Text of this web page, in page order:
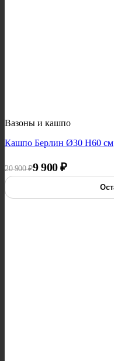
Вазоны и кашпо
Кашпо Берлин Ø30 H60 см
20 900₽
Первоначальная
9 900₽
Текущая цена: 9 900 ₽.